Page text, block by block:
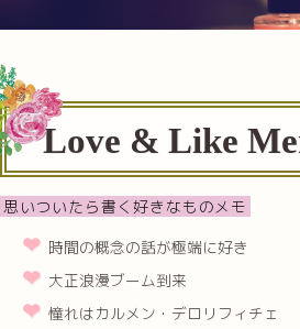
Love & Like
思いついたら書く好きなものメモ
時間の概念の話が極端に好き
大正浪漫ブーム到来
憧れはカルメン・デロリフィチェ